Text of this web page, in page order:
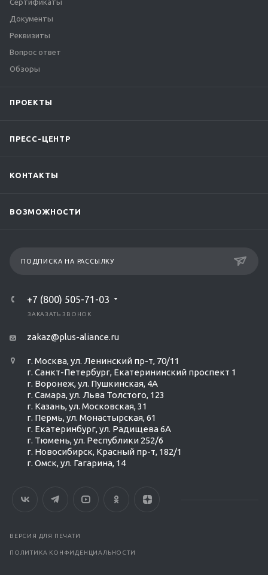
Сертификаты
Документы
Реквизиты
Вопрос ответ
Обзоры
ПРОЕКТЫ
ПРЕСС-ЦЕНТР
КОНТАКТЫ
ВОЗМОЖНОСТИ
ПОДПИСКА НА РАССЫЛКУ
+7 (800) 505-71-03
ЗАКАЗАТЬ ЗВОНОК
zakaz@plus-aliance.ru
г. Москва, ул. Ленинский пр-т, 70/11
г. Санкт-Петербург, Екатерининский проспект 1
г. Воронеж, ул. Пушкинская, 4А
г. Самара, ул. Льва Толстого, 123
г. Казань, ул. Московская, 31
г. Пермь, ул. Монастырская, 61
г. Екатеринбург, ул. Радищева 6А
г. Тюмень, ул. Республики 252/6
г. Новосибирск, Красный пр-т, 182/1
г. Омск, ул. ​Гагарина, 14
ВЕРСИЯ ДЛЯ ПЕЧАТИ
ПОЛИТИКА КОНФИДЕНЦИАЛЬНОСТИ